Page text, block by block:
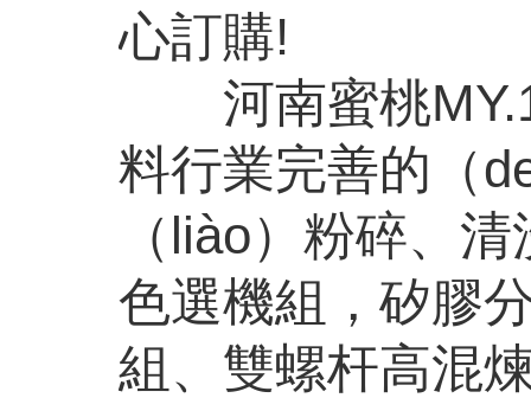
心訂購!
河南蜜桃
料行業完善的（
（liào）粉碎、
色選機組，矽膠
組、雙螺杆高混